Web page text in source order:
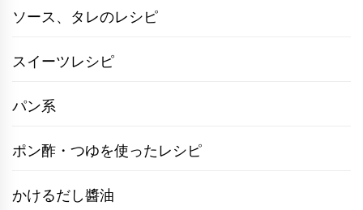
ソース、タレのレシピ
スイーツレシピ
パン系
ポン酢・つゆを使ったレシピ
かけるだし醬油